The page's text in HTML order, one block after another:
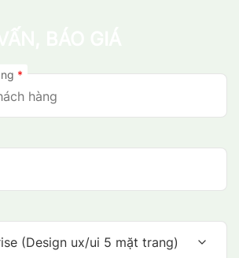
*